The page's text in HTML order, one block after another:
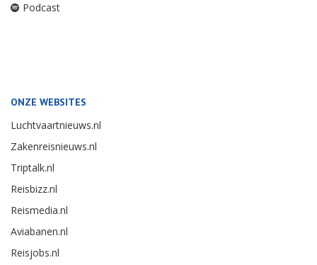
Podcast
ONZE WEBSITES
Luchtvaartnieuws.nl
Zakenreisnieuws.nl
Triptalk.nl
Reisbizz.nl
Reismedia.nl
Aviabanen.nl
Reisjobs.nl